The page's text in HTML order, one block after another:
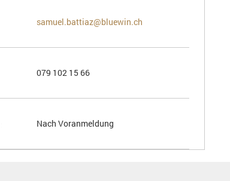
samuel.battiaz@bluewin.ch
079 102 15 66
Nach Voranmeldung